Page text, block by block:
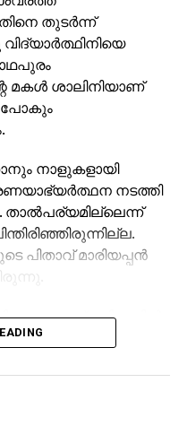
തുടര്‍ന്ന്
മകള്‍ ശാലിനിയാണ്
പോകും
നാളുകളായി
നടത്തി
പിതാവ് മാരിയപ്പന്‍
യുവാവ് വഴിവക്കില്‍
രക്ഷപ്പെടാന്‍